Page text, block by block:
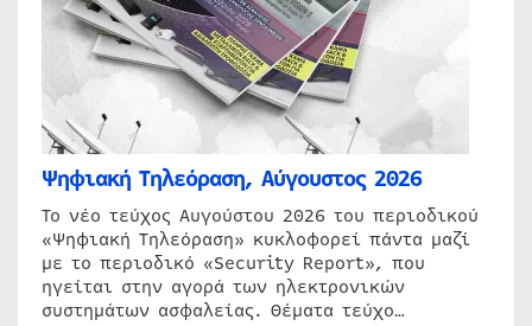
Ψηφιακή Τηλεόραση, Αύγουστος 2026
Το νέο τεύχος Αυγούστου 2026 του περιοδικού
«Ψηφιακή Τηλεόραση» κυκλοφορεί πάντα μαζί
με το περιοδικό «Security Report», που
ηγείται στην αγορά των ηλεκτρονικών
συστημάτων ασφαλείας. Θέματα τεύχο…